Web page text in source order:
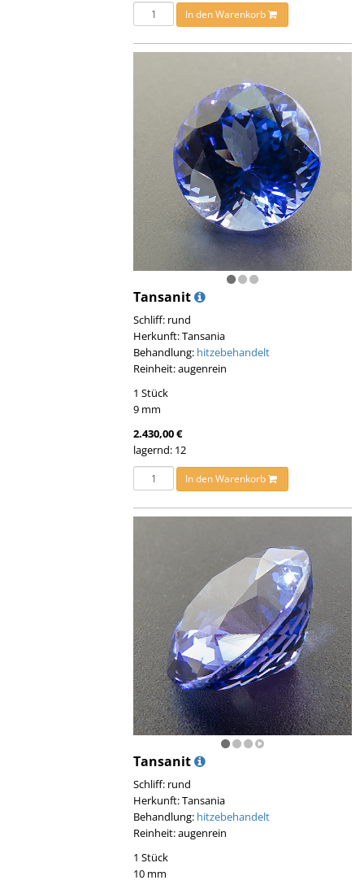
In den Warenkorb
Tansanit
Schliff: rund
Herkunft: Tansania
Behandlung: hitzebehandelt
Reinheit: augenrein
1 Stück
9 mm
2.430,00 €
lagernd: 12
In den Warenkorb
Tansanit
Schliff: rund
Herkunft: Tansania
Behandlung: hitzebehandelt
Reinheit: augenrein
1 Stück
10 mm